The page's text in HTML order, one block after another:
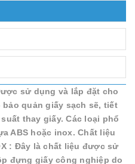
sử dụng và lắp đặt cho
quản giấy sạch sẽ, tiết
thay giấy. Các loại phổ
ABS hoặc inox. Chất liệu
: Đây là chất liệu được sử
đựng giấy công nghiệp do